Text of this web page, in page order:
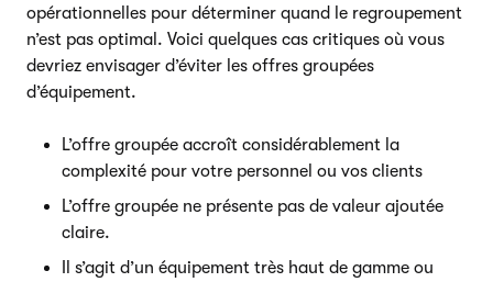
opérationnelles pour déterminer quand le regroupement
n’est pas optimal. Voici quelques cas critiques où vous
devriez envisager d’éviter les offres groupées
d’équipement.
L’offre groupée accroît considérablement la
complexité pour votre personnel ou vos clients
L’offre groupée ne présente pas de valeur ajoutée
claire.
Il s’agit d’un équipement très haut de gamme ou